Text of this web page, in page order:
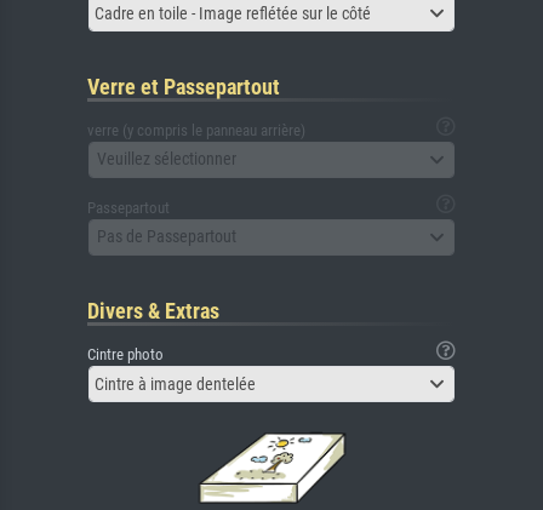
Cadre en toile - Image reflétée sur le côté
Verre et Passepartout
verre (y compris le panneau arrière)
Veuillez sélectionner
Passepartout
Pas de Passepartout
Divers & Extras
Cintre photo
Cintre à image dentelée